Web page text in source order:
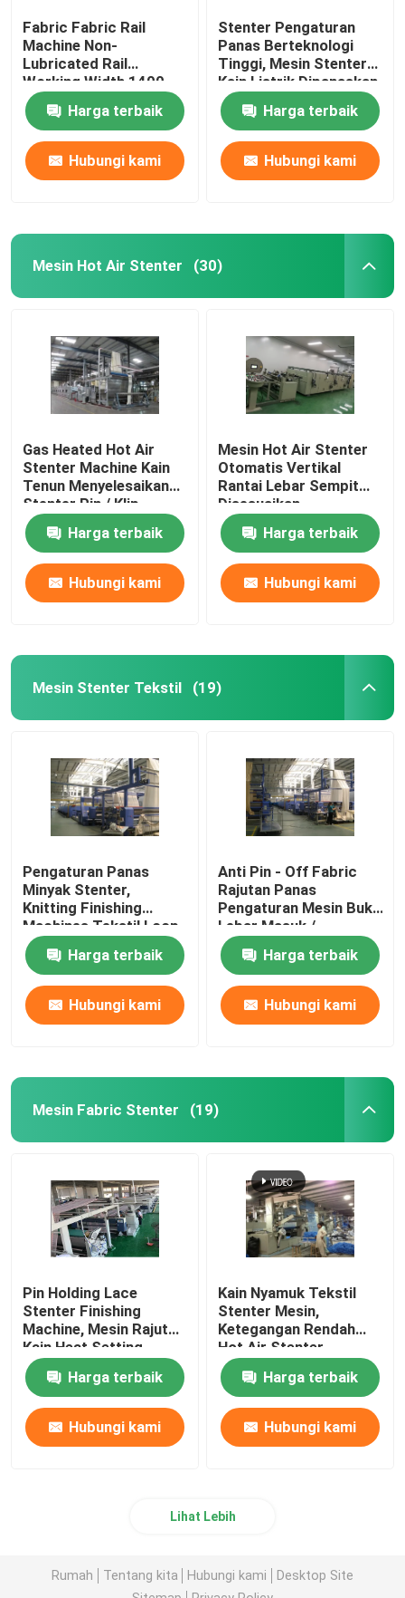
Fabric Fabric Rail
Machine Non-
Lubricated Rail
Working Width 1400-
3600mm
Harga terbaik
Hubungi kami
Stenter Pengaturan
Panas Berteknologi
Tinggi, Mesin Stenter
Kain Listrik Dipanaskan
Harga terbaik
Hubungi kami
Mesin Hot Air Stenter (30)
Gas Heated Hot Air
Stenter Machine Kain
Tenun Menyelesaikan
Stenter Pin / Klip
Gabungan
Harga terbaik
Hubungi kami
Mesin Hot Air Stenter
Otomatis Vertikal
Rantai Lebar Sempit
Disesuaikan
Harga terbaik
Hubungi kami
Mesin Stenter Tekstil (19)
Pengaturan Panas
Minyak Stenter,
Knitting Finishing
Machines Tekstil Loop
Moisture Controlled
Harga terbaik
Hubungi kami
Anti Pin - Off Fabric
Rajutan Panas
Pengaturan Mesin Buka
Lebar Masuk /
Pendingin Udara
Harga terbaik
Hubungi kami
Mesin Fabric Stenter (19)
Pin Holding Lace
Stenter Finishing
Machine, Mesin Rajut
Kain Heat Setting
Harga terbaik
Hubungi kami
Kain Nyamuk Tekstil
Stenter Mesin,
Ketegangan Rendah
Hot Air Stenter
Machine
Harga terbaik
Hubungi kami
Lihat Lebih
Rumah Tentang kita Hubungi kami
Desktop Site